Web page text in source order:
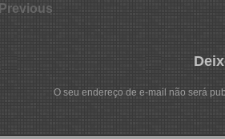
Previous
O seu endereço de e-mail não será